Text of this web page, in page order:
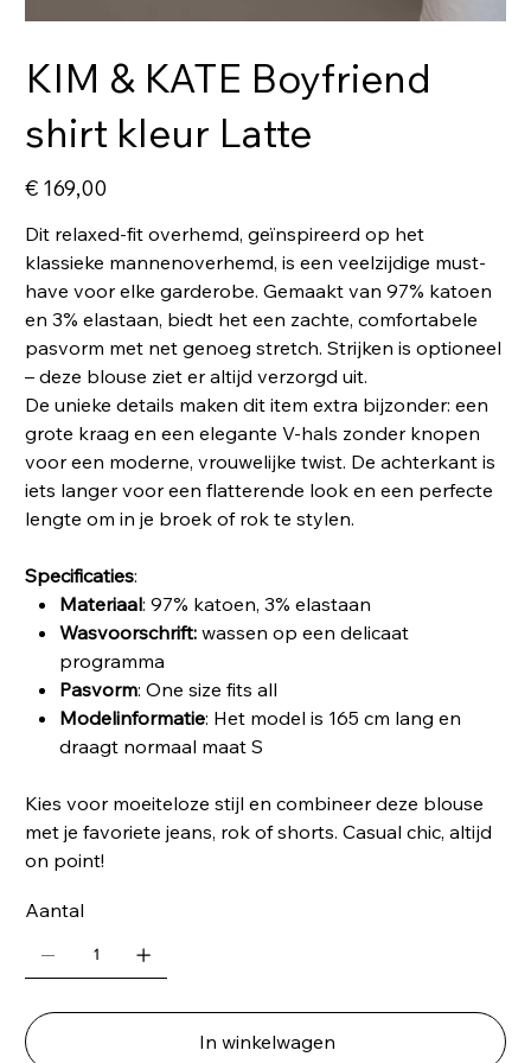
KIM & KATE Boyfriend
shirt kleur Latte
Prijs
€ 169,00
Dit relaxed-fit overhemd, geïnspireerd op het
klassieke mannenoverhemd, is een veelzijdige must-
have voor elke garderobe. Gemaakt van 97% katoen
en 3% elastaan, biedt het een zachte, comfortabele
pasvorm met net genoeg stretch. Strijken is optioneel
– deze blouse ziet er altijd verzorgd uit.
De unieke details maken dit item extra bijzonder: een
grote kraag en een elegante V-hals zonder knopen
voor een moderne, vrouwelijke twist. De achterkant is
iets langer voor een flatterende look en een perfecte
lengte om in je broek of rok te stylen.
Specificaties:
Materiaal: 97% katoen, 3% elastaan
Wasvoorschrift:wassen op een delicaat
programma
Pasvorm: One size fits all
Modelinformatie: Het model is 165 cm lang en
draagt normaal maat S
Kies voor moeiteloze stijl en combineer deze blouse
met je favoriete jeans, rok of shorts. Casual chic, altijd
on point!
Aantal
In winkelwagen